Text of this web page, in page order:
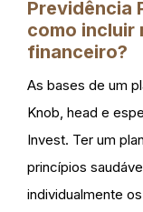
Previdência
como incluir
financeiro?
As bases de um
Knob, head e
Invest. Ter um
princípios
individualmente